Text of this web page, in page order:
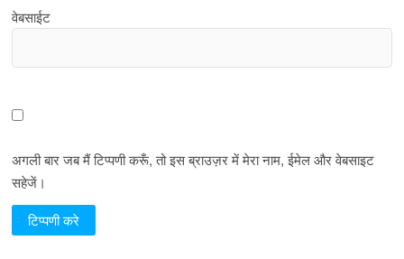
वेबसाईट
अगली बार जब मैं टिप्पणी करूँ, तो इस ब्राउज़र में मेरा नाम, ईमेल और वेबसाइट
सहेजें।